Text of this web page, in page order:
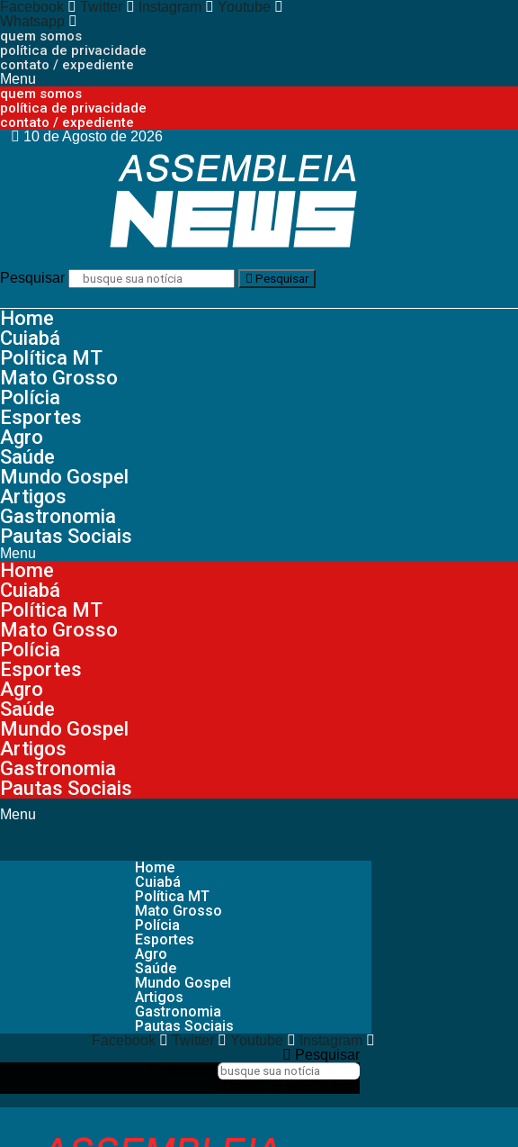
Facebook Twitter Instagram
Youtube
Whatsapp
quem somos
política de privacidade
contato / expediente
Menu
quem somos
política de privacidade
contato / expediente
10 de Agosto de 2026
Pesquisar Pesquisar
Home
Cuiabá
Política MT
Mato Grosso
Polícia
Esportes
Agro
Saúde
Mundo Gospel
Artigos
Gastronomia
Pautas Sociais
Menu
Home
Cuiabá
Política MT
Mato Grosso
Polícia
Esportes
Agro
Saúde
Mundo Gospel
Artigos
Gastronomia
Pautas Sociais
Menu
Home
Cuiabá
Política MT
Mato Grosso
Polícia
Esportes
Agro
Saúde
Mundo Gospel
Artigos
Gastronomia
Pautas Sociais
Facebook Twitter Youtube
Instagram
Pesquisar